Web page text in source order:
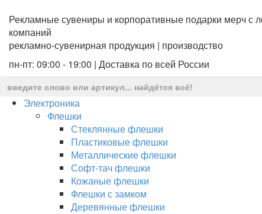
Рекламные сувениры и корпоративные подарки мерч с
компаний
рекламно-сувенирная продукция | производство
пн-пт: 09:00 - 19:00 | Доставка по всей России
Электроника
Флешки
Стеклянные флешки
Пластиковые флешки
Металлические флешки
Софт-тач флешки
Кожаные флешки
Флешки с замком
Деревянные флешки